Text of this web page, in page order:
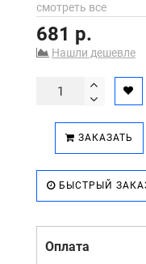
смотреть все
681 р.
Нашли дешевле
ЗАКАЗАТЬ
БЫСТРЫЙ
Оплата